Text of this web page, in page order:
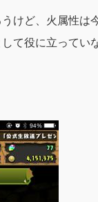
けど、火属性は
て役に立ってい